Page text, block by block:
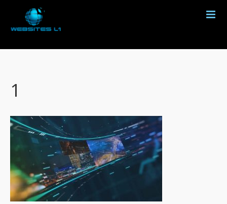
HOME
LOCALIZAÇÃO
CONTATO
MIDIAS
FOTOS
VIDEOS
1